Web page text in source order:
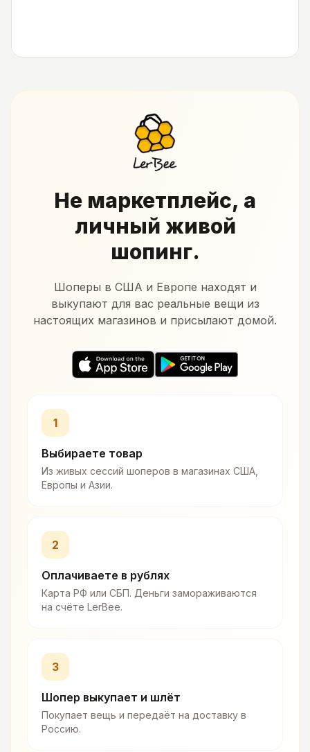
Не маркетплейс, а
личный живой
шопинг.
Шоперы в США и Европе находят и
выкупают для вас реальные вещи из
настоящих магазинов и присылают домой.
1
Выбираете товар
Из живых сессий шоперов в магазинах США,
Европы и Азии.
2
Оплачиваете в рублях
Карта РФ или СБП. Деньги замораживаются
на счёте LerBee.
3
Шопер выкупает и шлёт
Покупает вещь и передаёт на доставку в
Россию.